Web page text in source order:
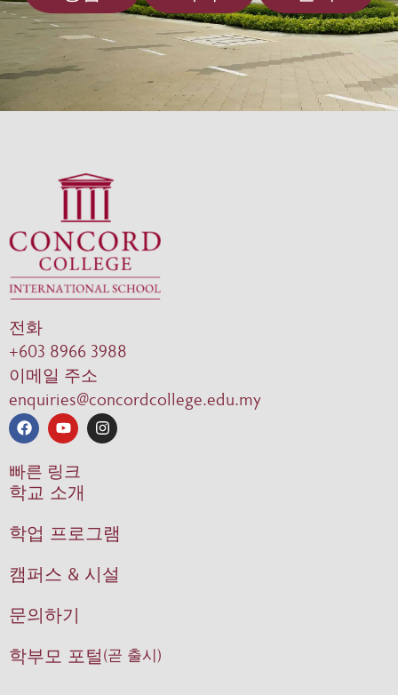
전화
+603 8966 3988
이메일 주소
enquiries@concordcollege.edu.my
빠른 링크
학교 소개
학업 프로그램
캠퍼스 & 시설
문의하기
학부모 포털 (곧 출시)